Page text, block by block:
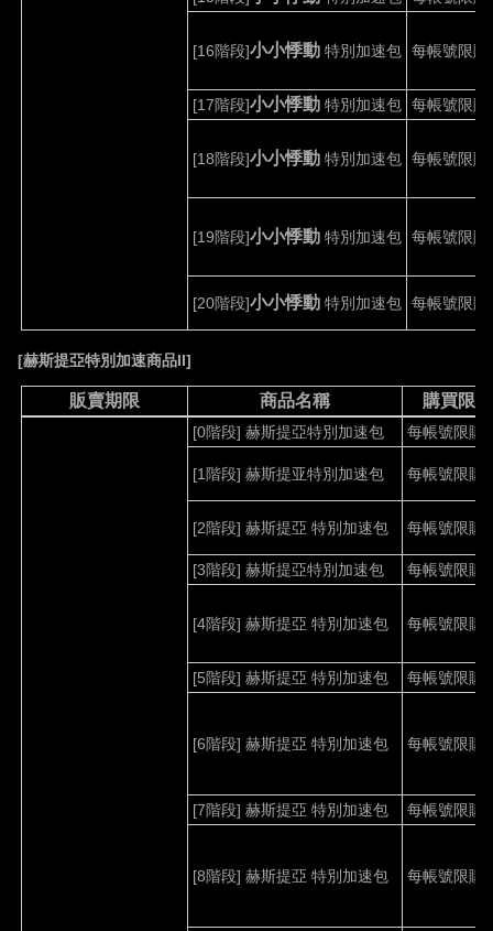
[16階段]小小悸動 特別加速包 每帳號限購
[17階段]小小悸動 特別加速包 每帳號限購
[18階段]小小悸動 特別加速包 每帳號限購
[19階段]小小悸動 特別加速包 每帳號限購
[20階段]小小悸動 特別加速包 每帳號限購
[赫斯提亞特別加速商品II]
販賣期限 商品名稱 購買限制
[0階段]赫斯提亞特別加速包 每帳號限購
[1階段]赫斯提亚特別加速包 每帳號限購
[2階段]赫斯提亞 特別加速包 每帳號限購
[3階段]赫斯提亞特別加速包 每帳號限購
[4階段]赫斯提亞 特別加速包 每帳號限購
[5階段]赫斯提亞 特別加速包 每帳號限購
[6階段]赫斯提亞 特別加速包 每帳號限購
[7階段]赫斯提亞 特別加速包 每帳號限購
[8階段]赫斯提亞 特別加速包 每帳號限購